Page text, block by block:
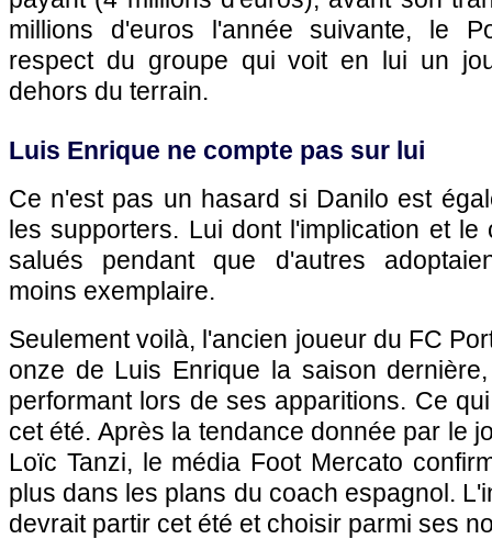
millions d'euros l'année suivante, le
respect du groupe qui voit en lui un
dehors du terrain.
Luis Enrique ne compte pas sur lui
Ce n'est pas un hasard si Danilo est
les supporters. Lui dont l'implication et le
salués pendant que d'autres
moins exemplaire.
Seulement voilà, l'ancien joueur du FC
onze de Luis Enrique la saison
performant lors de ses apparitions. Ce
cet été. Après la tendance donnée par le
Loïc Tanzi, le média Foot Mercato
plus dans les plans du coach espagnol.
devrait partir cet été et choisir parmi ses